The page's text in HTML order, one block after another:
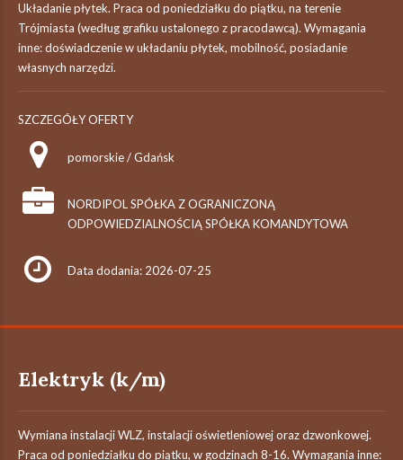
Układanie płytek. Praca od poniedziałku do piątku, na terenie
Trójmiasta (według grafiku ustalonego z pracodawcą). Wymagania
inne: doświadczenie w układaniu płytek, mobilność, posiadanie
własnych narzędzi.
SZCZEGÓŁY OFERTY
pomorskie / Gdańsk
NORDIPOL SPÓŁKA Z OGRANICZONĄ
ODPOWIEDZIALNOŚCIĄ SPÓŁKA KOMANDYTOWA
Data dodania: 2026-07-25
Elektryk (k/m)
Wymiana instalacji WLZ, instalacji oświetleniowej oraz dzwonkowej.
Praca od poniedziałku do piątku, w godzinach 8-16. Wymagania inne: